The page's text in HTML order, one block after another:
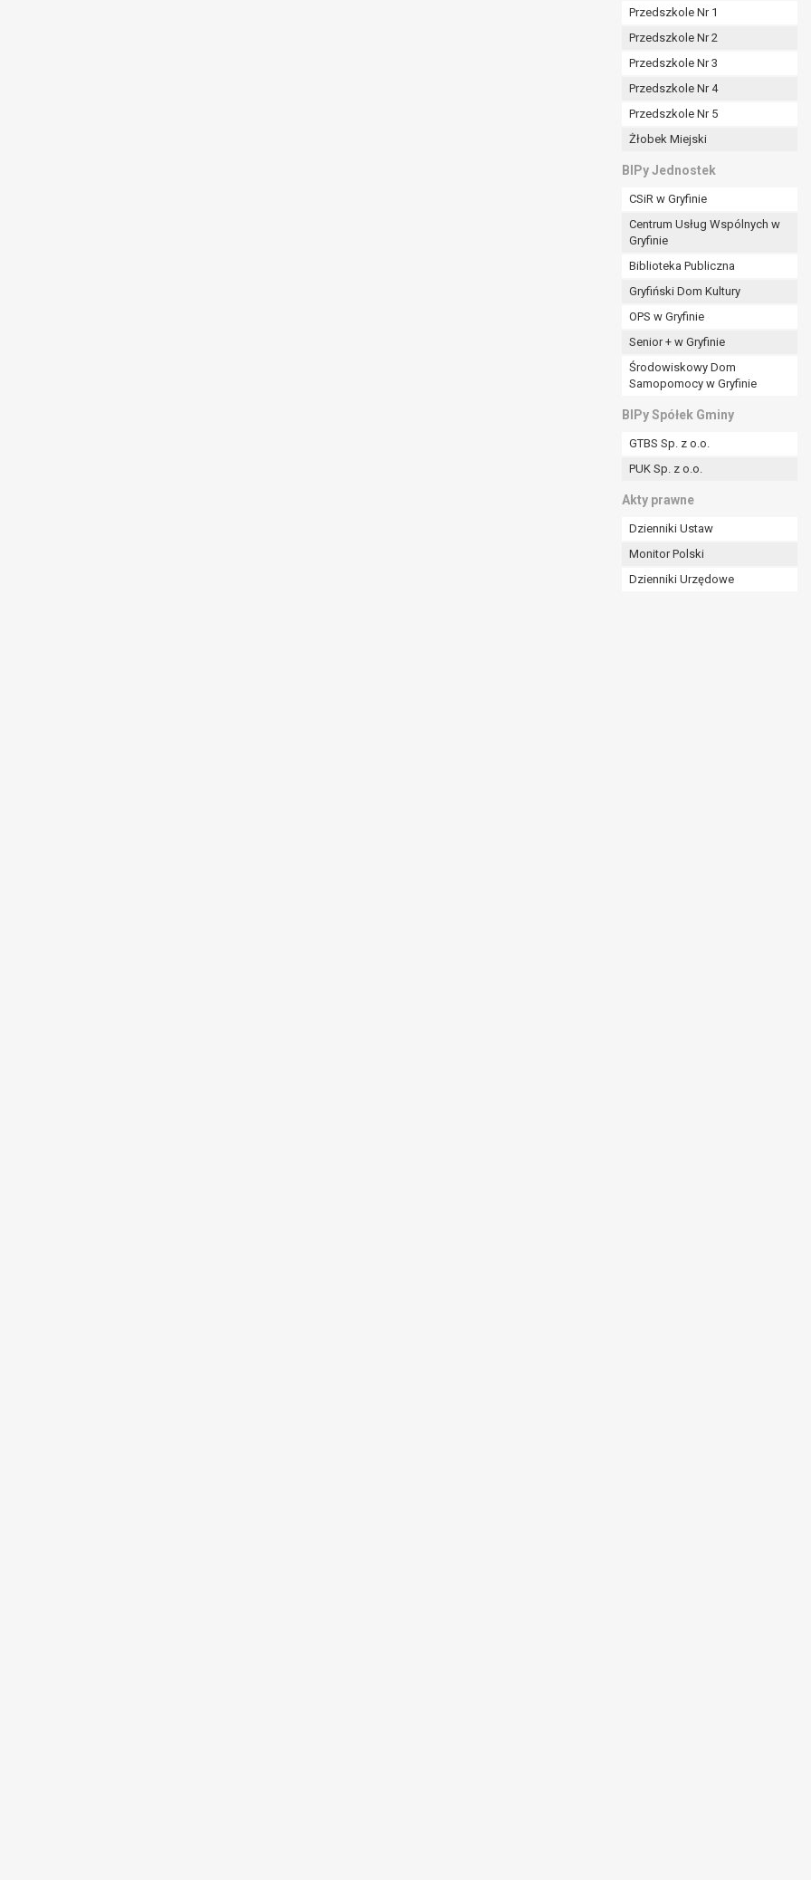
Przedszkole Nr 1
Przedszkole Nr 2
Przedszkole Nr 3
Przedszkole Nr 4
Przedszkole Nr 5
Żłobek Miejski
BIPy Jednostek
CSiR w Gryfinie
Centrum Usług Wspólnych w
Gryfinie
Biblioteka Publiczna
Gryfiński Dom Kultury
OPS w Gryfinie
Senior + w Gryfinie
Środowiskowy Dom
Samopomocy w Gryfinie
BIPy Spółek Gminy
GTBS Sp. z o.o.
PUK Sp. z o.o.
Akty prawne
Dzienniki Ustaw
Monitor Polski
Dzienniki Urzędowe
z prawem,
się z obowiązku wynikającego z przepisów prawa;
danych osobowych – na okres pozwalający administratorowi sprawdzić prawidłowość tych danych,
celów, ale osoba, której dane dotyczą, potrzebuje ich do ustalenia, obrony lub dochodzenia roszczeń,
wobec przetwarzania danych - do czasu ustalenia czy prawnie uzasadnione podstawy po stronie administratora są
RODO, w przypadku gdy łącznie spełnione są następujące przesłanki:
umowy zawartej z osobą, której dane dotyczą lub na podstawie zgody wyrażonej przez tą osobę,
art. 21 RODO, wobec przetwarzania danych osobowych, którego podstawą prawną jest:
z prawnie uzasadnionych interesów realizowanych przez administratora lub przez stronę trzecią.
W razie wniesienia sprzeciwu, administrator nie może już przetwarzać tych danych osobowych, chyba że wykaże
do przetwarzania, nadrzędnych wobec interesów, praw i wolności osoby, której dane dotyczą, lub podstaw do
się na podstawie zgody osoby na przetwarzanie danych osobowych (art. 6 ust. 1 lit a RODO), przysługuje Pani/Panu
to nie ma wpływu na zgodność przetwarzania, którego dokonano na podstawie zgody przed jej cofnięciem.
nadzorczego na niezgodne z prawem przetwarzanie Pani/Pana danych osobowych przez administratora.
Ochrony Danych Osobowych.
podanie danych osobowych jest dobrowolne albo jest wymogiem ustawowym lub umownym.
podejmowaniu decyzji, w tym również profilowaniu.